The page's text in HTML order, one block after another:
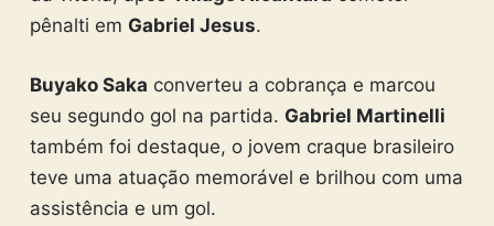
pênalti em Gabriel Jesus.
Buyako Saka converteu a cobrança e marcou
seu segundo gol na partida. Gabriel Martinelli
também foi destaque, o jovem craque brasileiro
teve uma atuação memorável e brilhou com uma
assistência e um gol.